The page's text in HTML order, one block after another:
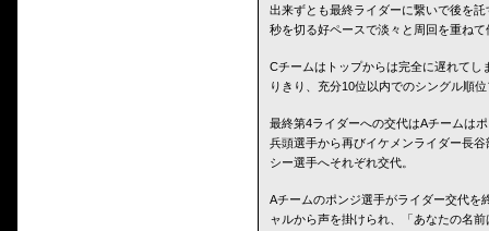
出来ずとも最終ライダーに繋いで後を
秒を切る好ペースで淡々と周回を重ね
Cチームはトップからは完全に遅れて
りきり、充分10位以内でのシングル順
最終第4ライダーへの交代はAチームは
兵頭選手から再びイケメンライダー長
シー選手へそれぞれ交代。
Aチームのポンジ選手がライダー交代を
ャルから声を掛けられ、「あなたの名